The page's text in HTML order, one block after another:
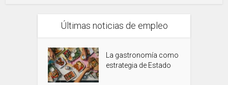
Últimas noticias de empleo
La gastronomía como
estrategia de Estado